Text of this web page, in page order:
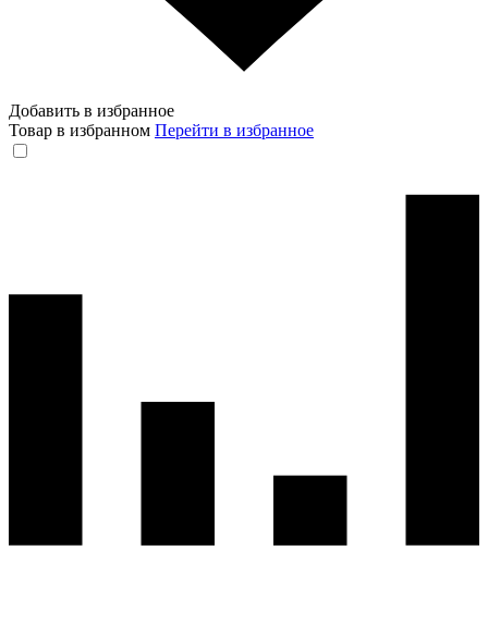
Добавить в избранное
Товар в избранном Перейти в избранное